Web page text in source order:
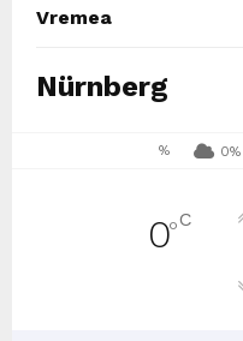
Vremea
Nürnberg
% 0%
0°C